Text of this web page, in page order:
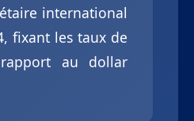
international
fixant les taux de
au dollar